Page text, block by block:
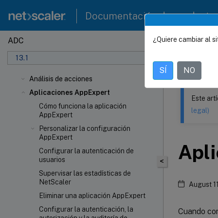
Documentación de
ADC
13.1
Análisis de acciones
Aplicaciones AppExpert
Cómo funciona la aplicación
AppExpert
Personalizar la configuración
AppExpert
Configurar la autenticación de
usuarios
Supervisar las estadísticas de
NetScaler
Eliminar una aplicación AppExpert
Configurar la autenticación, la
Este
<
Este
legal)
August
Cuando
¿Quiere cambiar al
SÍ NO